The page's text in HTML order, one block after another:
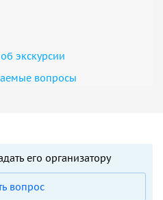
экскурсии
вопросы
его организатору
вопрос